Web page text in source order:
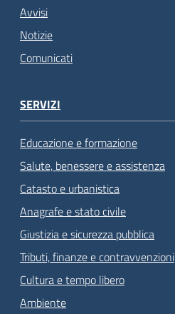
Avvisi
Notizie
Comunicati
SERVIZI
Educazione e formazione
Salute, benessere e assistenza
Catasto e urbanistica
Anagrafe e stato civile
Giustizia e sicurezza pubblica
Tributi, finanze e contravvenzioni
Cultura e tempo libero
Ambiente